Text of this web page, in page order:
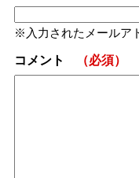
入力されたメールア
コメント （必須）